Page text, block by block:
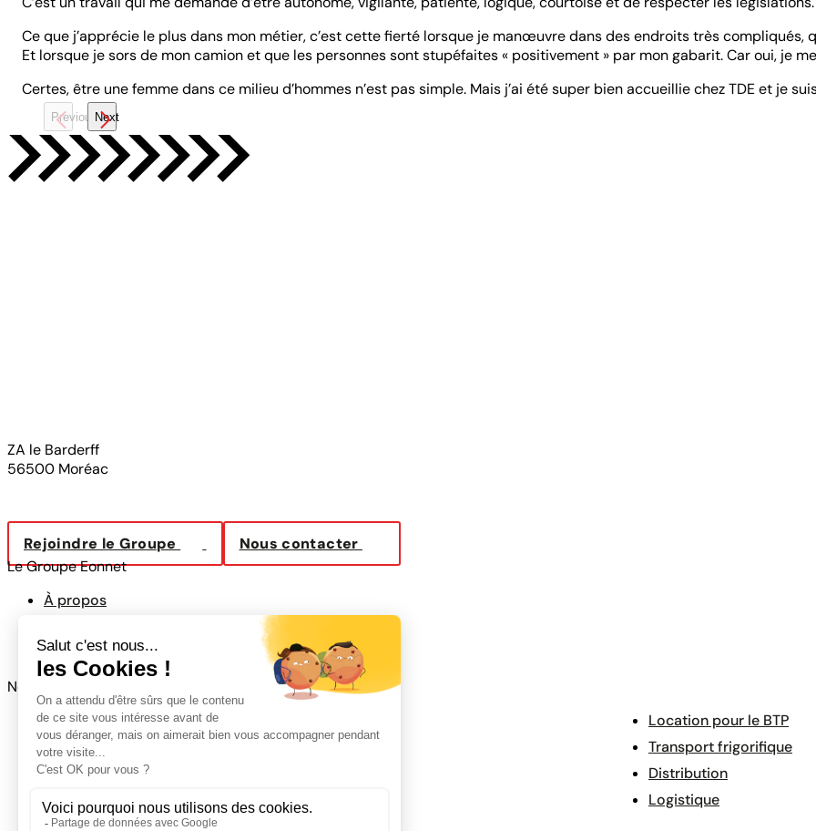
Previous
Ce que j’apprécie le plus dans mon métier, c’est cette fierté lorsque je manœuvre dans des endroits très
Et lorsque je sors de mon camion et que les personnes sont stupéfaites « positivement » par mon gabarit. Car oui, je
Certes, être une femme dans ce milieu d’hommes n’est pas simple. Mais j’ai été super bien accueillie chez TDE et je
Next
ZA le Barderff
56500 Moréac
Rejoindre le Groupe
Nous contacter
Le Groupe Eonnet
À propos
Nos implantations
Nos services
Location avec ou sans conducteur
Location pour le BTP
Transport à la demande
Transport frigorifique
Traction
Distribution
Messagerie
Logistique